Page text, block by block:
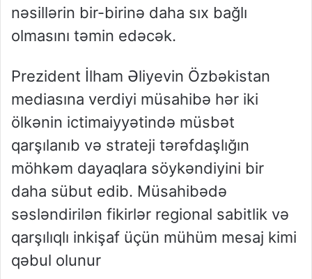
nəsillərin bir-birinə daha sıx bağlı
olmasını təmin edəcək.
Prezident İlham Əliyevin Özbəkistan
mediasına verdiyi müsahibə hər iki
ölkənin ictimaiyyətində müsbət
qarşılanıb və strateji tərəfdaşlığın
möhkəm dayaqlara söykəndiyini bir
daha sübut edib. Müsahibədə
səsləndirilən fikirlər regional sabitlik və
qarşılıqlı inkişaf üçün mühüm mesaj kimi
qəbul olunur